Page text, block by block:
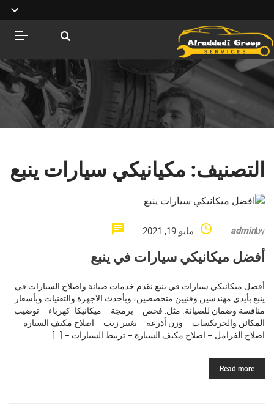
التصنيف: مكيانيكي سيارات ينبع
by
admin مايو 19, 2021
أفضل ميكانيكي سيارات في ينبع
أفضل ميكانيكي سيارات في ينبع نقدم خدمات صيانة واصلاح السيارات في
ينبع بأيدي مهندسين وفنيين متخصصين، وبأحدث الاجهزة والتقنيات وبأسعار
منافسة وضمان للصيانة. مثل: فحص – برمجة – ميكانيكا- كهرباء – توضيب
المكائن والجربكسات – وزن أذرعة – تغيير زيت – اصلاح مكيف السيارة –
اصلاح الفرامل – اصلاح مكيف السيارة – تربيط السيارات – […]
Read more